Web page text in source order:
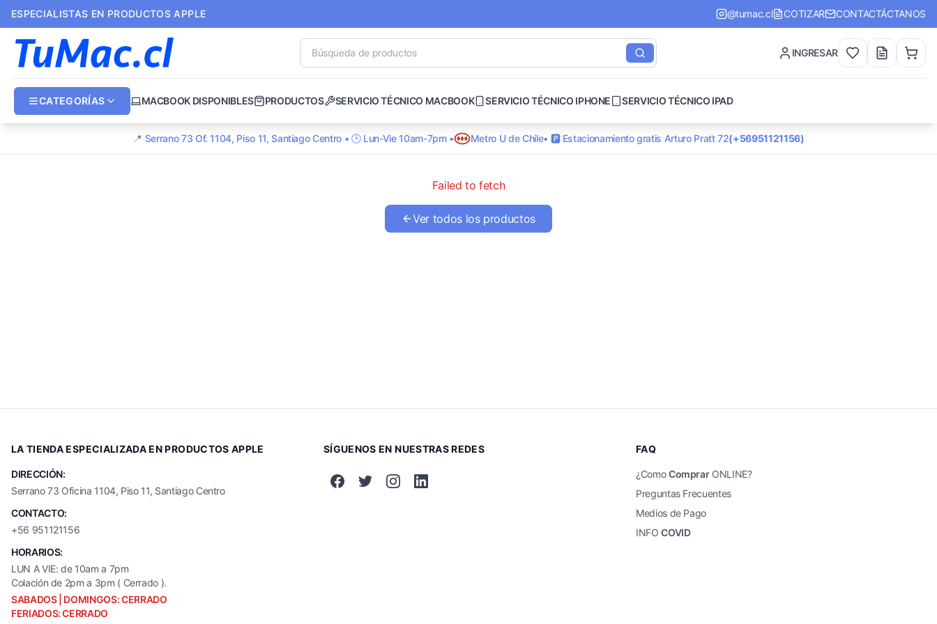
ESPECIALISTAS EN PRODUCTOS APPLE @tumac.cl COTIZAR CONTACTÁCTANOS
INGRESAR
CATEGORÍAS MACBOOK DISPONIBLES PRODUCTOS SERVICIO TÉCNICO MACBOOK SERVICIO TÉCNICO IPHONE SERVICIO TÉCNICO IPAD
📍 Serrano 73 Of. 1104, Piso 11, Santiago Centro • 🕒 Lun-Vie 10am-7pm • Metro U de Chile• 🅿️ Estacionamiento gratis Arturo Pratt 72(+56951121156)
Failed to fetch
Ver todos los productos
LA TIENDA ESPECIALIZADA EN PRODUCTOS APPLE
DIRECCIÓN:
Serrano 73 Oficina 1104, Piso 11, Santiago Centro
CONTACTO:
+56 951121156
HORARIOS:
LUN A VIE: de 10am a 7pm
Colación de 2pm a 3pm ( Cerrado ).
SABADOS | DOMINGOS: CERRADO
FERIADOS: CERRADO
SÍGUENOS EN NUESTRAS REDES FAQ
¿ComoComprarONLINE?
Preguntas Frecuentes
Medios de Pago
INFOCOVID